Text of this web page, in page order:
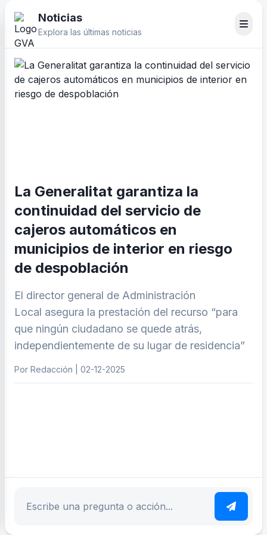
Noticias
Explora las últimas noticias
La Generalitat garantiza la
continuidad del servicio de
cajeros automáticos en
municipios de interior en riesgo
de despoblación
El director general de Administración
Local asegura la prestación del recurso “para
que ningún ciudadano se quede atrás,
independientemente de su lugar de residencia”
Por Redacción | 02-12-2025
Escribe tu pregunta